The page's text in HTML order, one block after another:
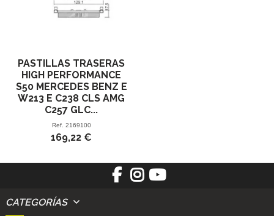
PASTILLAS TRASERAS
HIGH PERFORMANCE
S50 MERCEDES BENZ E
W213 E C238 CLS AMG
C257 GLC...
Ref. 2169100
169,22 €
CATEGORÍAS